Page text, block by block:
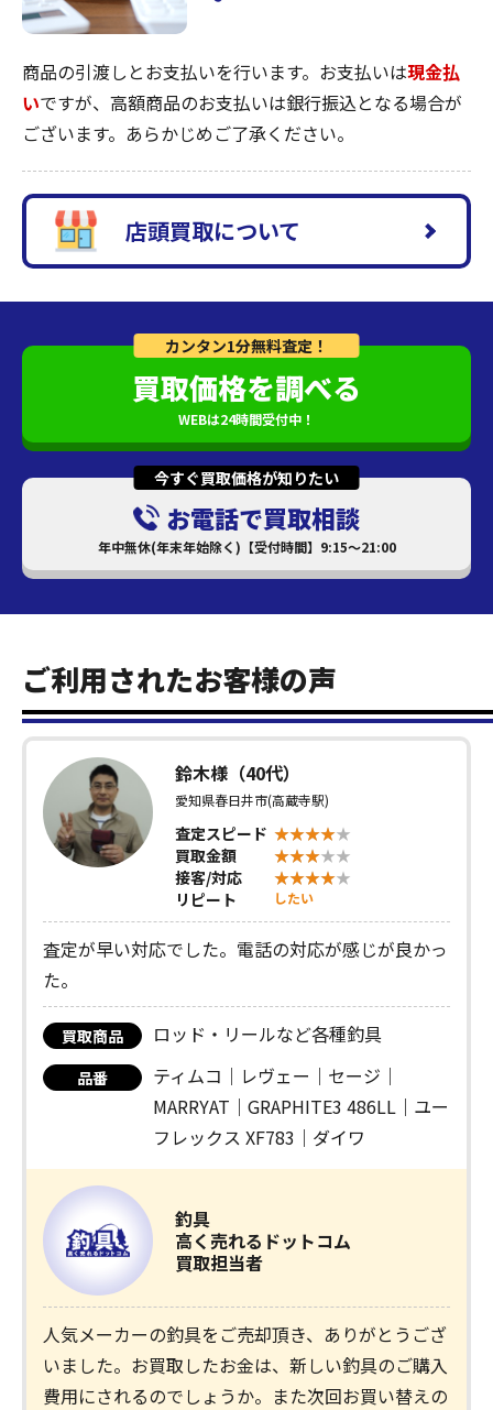
商品の引渡しとお支払いを行います。お支払いは現金払
いですが、高額商品のお支払いは銀行振込となる場合が
ございます。あらかじめご了承ください。
店頭買取について
カンタン1分無料査定！
買取価格を調べる
WEBは24時間受付中！
今すぐ買取価格が知りたい
お電話で買取相談
年中無休(年末年始除く)【受付時間】9:15～21:00
ご利用されたお客様の声
鈴木様（40代）
愛知県春日井市(高蔵寺駅)
査定スピード
買取金額
接客/対応
リピート
したい
査定が早い対応でした。電話の対応が感じが良かっ
た。
買取商品 ロッド・リールなど各種釣具
品番
ティムコ｜レヴェー｜セージ｜
MARRYAT｜GRAPHITE3 486LL｜ユー
フレックス XF783｜ダイワ
釣具
高く売れるドットコム
買取担当者
人気メーカーの釣具をご売却頂き、ありがとうござ
いました。お買取したお金は、新しい釣具のご購入
費用にされるのでしょうか。また次回お買い替えの